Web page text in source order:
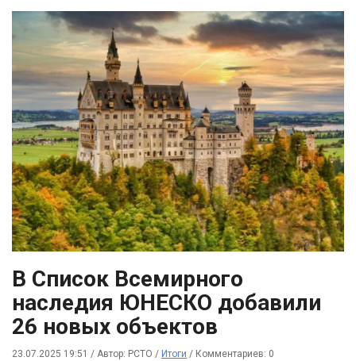
В Список Всемирного
наследия ЮНЕСКО добавили
26 новых объектов
23.07.2025 19:51 / Автор: РСТО / Итоги / Комментариев: 0